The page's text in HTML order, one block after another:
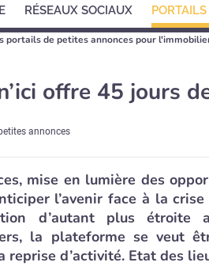
RÉSEAUX SOCIAUX PORTAILS
portails de petites annonces pour
offre 45 jours
annonces
mise en lumière des
l’avenir face à la crise
d’autant plus étroite
la plateforme se veut
d’activité. Etat des